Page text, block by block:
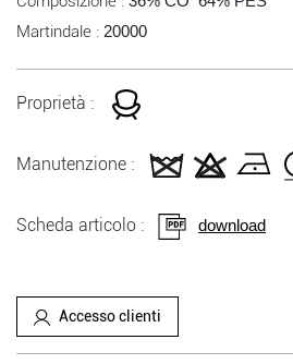
Martindale : 20000
Proprietà :
Manutenzione :
Scheda articolo : download
Accesso clienti